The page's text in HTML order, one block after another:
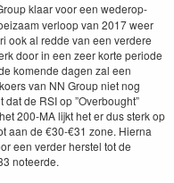
klaar voor een wederop­
ver­loop van 2017weer
ook al red­de van een verdere
door in een zeer korte peri­ode
komende dagen zal een
van NN Group niet nog
dat de RSIop”Over­bought”
200-MAlijkt het er dus sterk op
aan de €30-€31 zone. Hier­na
een verder her­s­tel tot de
noteerde.